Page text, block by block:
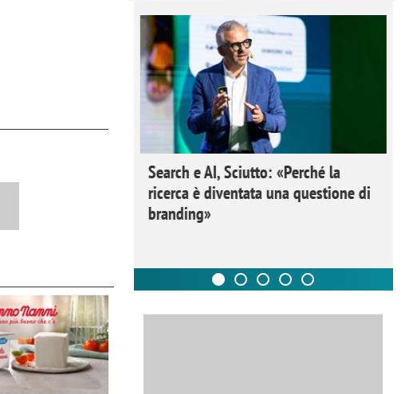
Search e AI, Sciutto: «Perché la
ricerca è diventata una questione di
branding»